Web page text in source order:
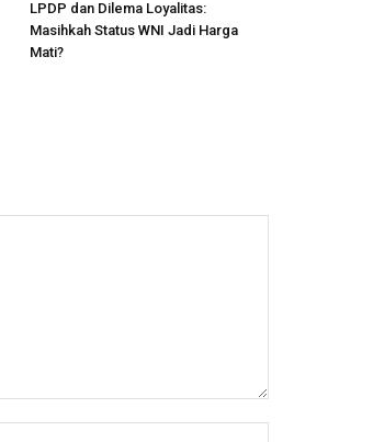
LPDP dan Dilema Loyalitas:
Masihkah Status WNI Jadi Harga
Mati?